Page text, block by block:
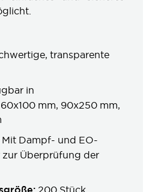
transparente
in
mm, 90x250 mm,
Mit Dampf- und EO-
zur Überprüfung der
200 Stück